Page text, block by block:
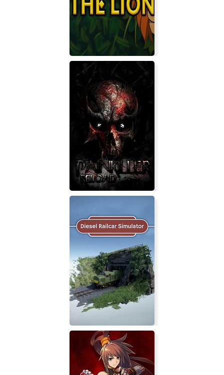
Ultimate DOOM
Leo the Lion
Painkiller: Reload